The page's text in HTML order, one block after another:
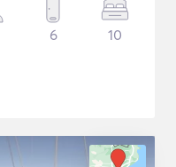
6 10